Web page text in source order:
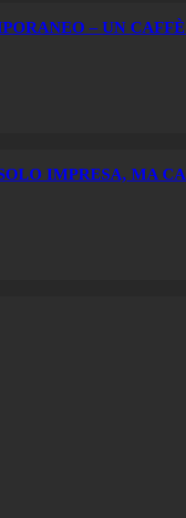
– UN
IMPRESA, MA